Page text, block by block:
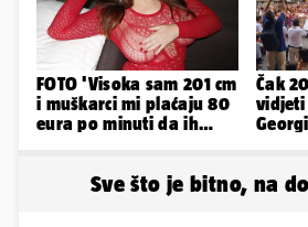
FOTO 'Visoka sam 201 cm
i muškarci mi plaćaju 80
eura po minuti da ih
Čak
vidjeti
Sve što je bitno, na